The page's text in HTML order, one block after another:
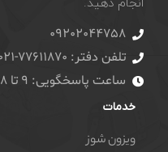
09202044758
تلفن دفتر: 77611870-021
ساعت پاسخگویی: 9 تا 18
خدمات
ویزون شوز